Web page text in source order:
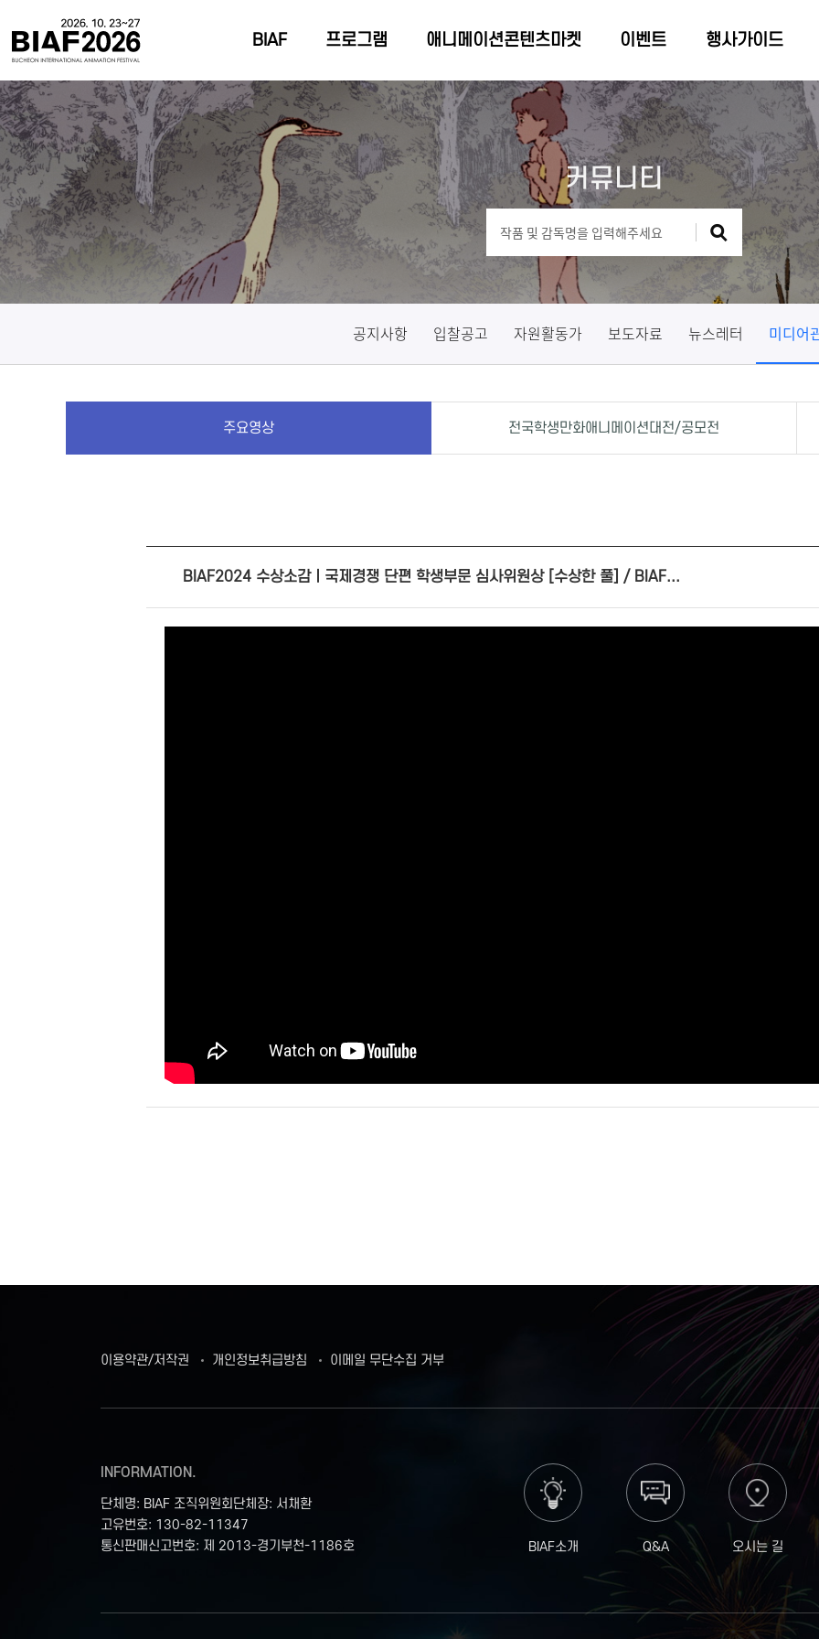
BIAF 프로그램 애니메이션콘텐츠마켓 이벤트 행사가이드
커뮤니티
공지사항 입찰공고 자원활동가 보도자료 뉴스레터 미디어
주요영상 전국학생만화애니메이션대전/공모전
BIAF2024 수상소감ㅣ국제경쟁 단편 학생부문 심사위원상 [수상한 풀] / BIAF...
이용약관/저작권 개인정보취급방침 이메일 무단수집 거부
INFORMATION.
단체명: BIAF 조직위원회단체장: 서채환
고유번호: 130-82-11347
통신판매신고번호: 제 2013-경기부천-1186호
BIAF소개 Q&A 오시는 길